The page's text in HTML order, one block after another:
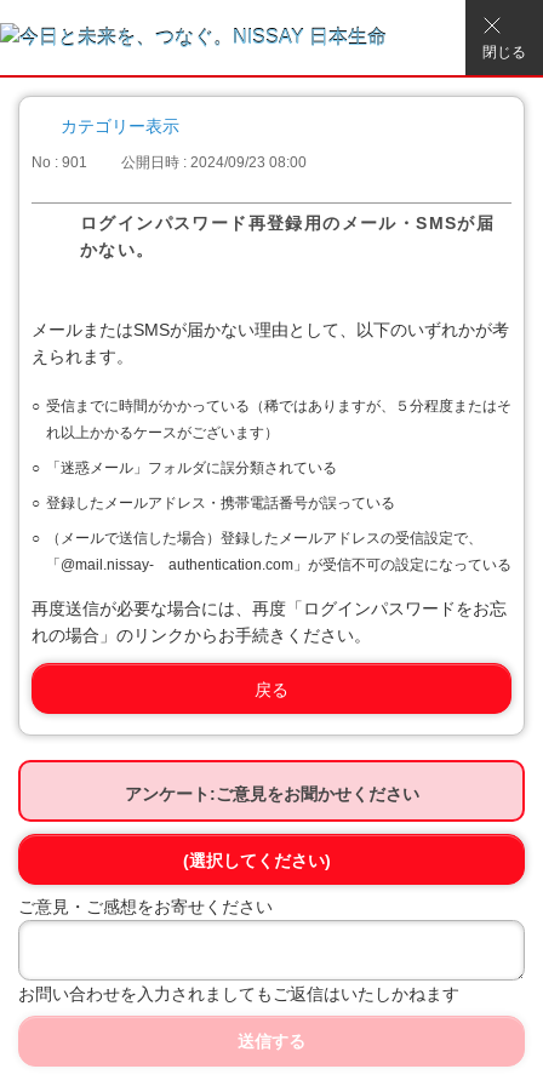
閉じる
カテゴリー表示
No : 901 公開日時 : 2024/09/23 08:00
ログインパスワード再登録用のメール・SMSが届
かない。
メールまたはSMSが届かない理由として、以下のいずれかが考
えられます。
○ 受信までに時間がかかっている（稀ではありますが、５分程度またはそ
れ以上かかるケースがございます）
○ 「迷惑メール」フォルダに誤分類されている
○ 登録したメールアドレス・携帯電話番号が誤っている
○
（メールで送信した場合）登録したメールアドレスの受信設定で、
「@mail.nissay- authentication.com」が受信不可の設定になっている
再度送信が必要な場合には、再度「ログインパスワードをお忘
れの場合」のリンクからお手続きください。
戻る
アンケート:ご意見をお聞かせください
(選択してください)
ご意見・ご感想をお寄せください
お問い合わせを入力されましてもご返信はいたしかねます
送信する